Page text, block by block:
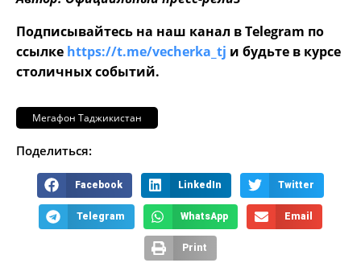
Подписывайтесь на наш канал в Telegram по
ссылке https://t.me/vecherka_tj и будьте в курсе
столичных событий.
Мегафон Таджикистан
Поделиться:
Facebook LinkedIn Twitter
Telegram WhatsApp Email
Print